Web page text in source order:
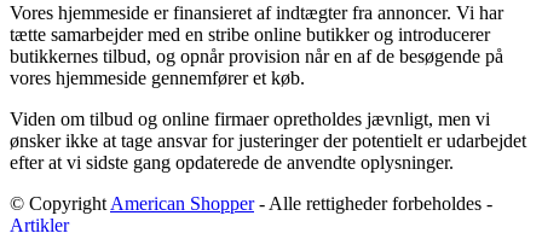
Vores hjemmeside er finansieret af indtægter fra annoncer. Vi har
tætte samarbejder med en stribe online butikker og introducerer
butikkernes tilbud, og opnår provision når en af de besøgende på
vores hjemmeside gennemfører et køb.
Viden om tilbud og online firmaer opretholdes jævnligt, men vi
ønsker ikke at tage ansvar for justeringer der potentielt er udarbejdet
efter at vi sidste gang opdaterede de anvendte oplysninger.
© Copyright American Shopper- Alle rettigheder forbeholdes -
Artikler